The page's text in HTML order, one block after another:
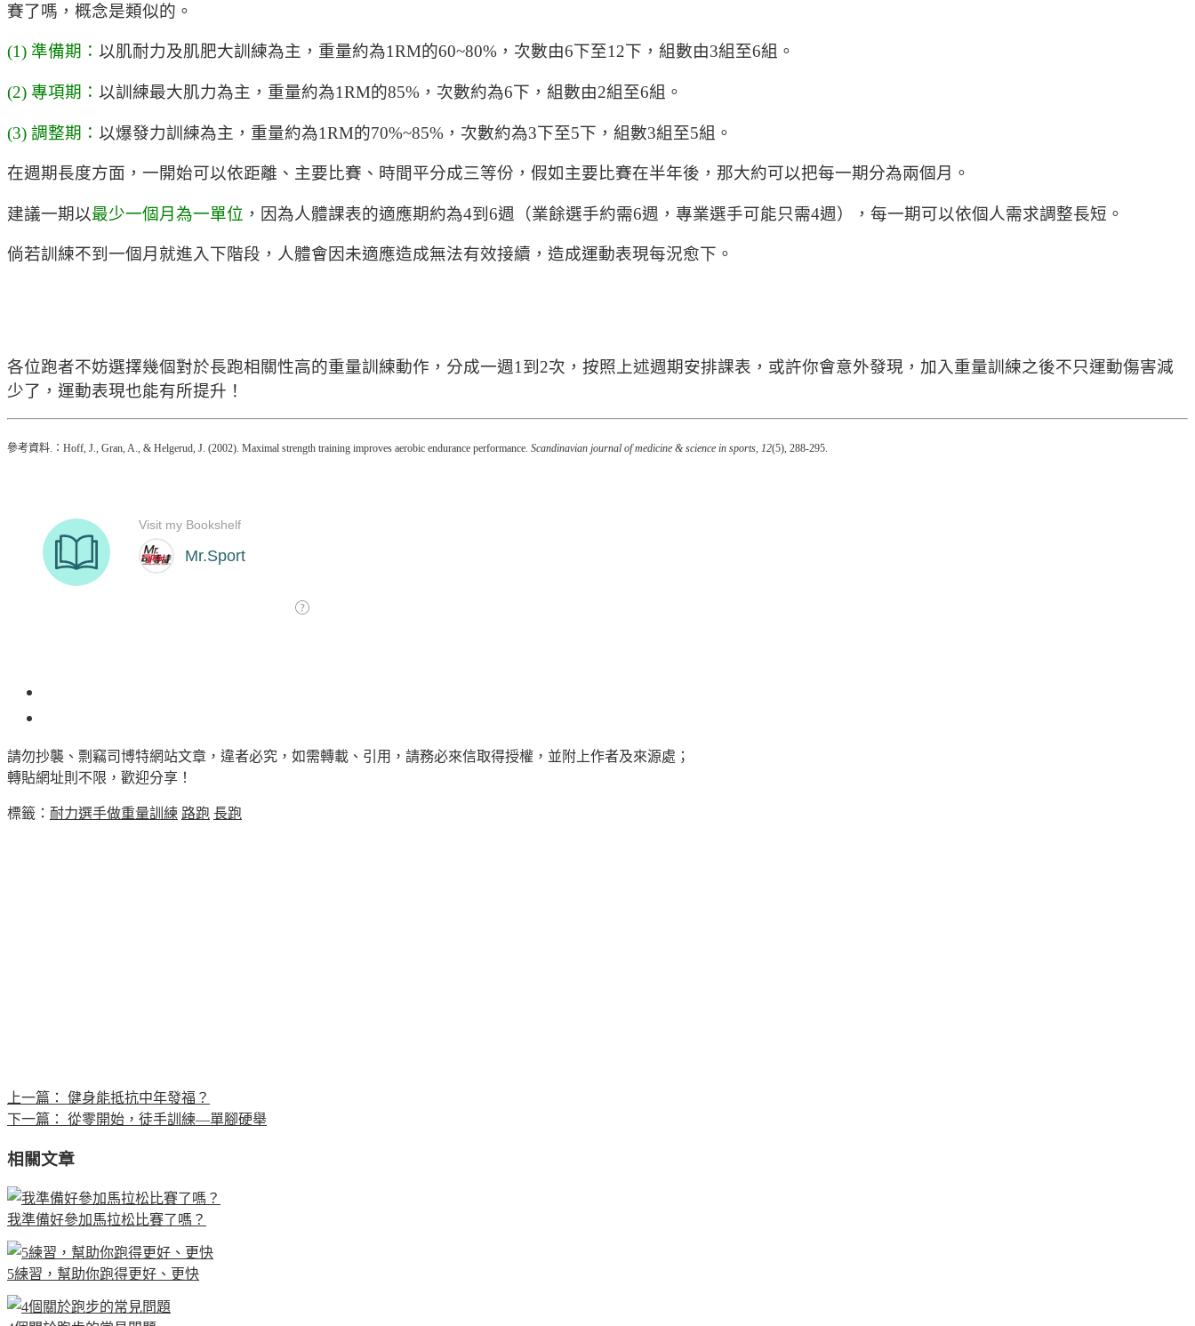
賽了嗎，概念是類似的。
(1) 準備期： 以肌耐力及肌肥大訓練為主，重量約為1RM的60~80%，次數由6下至12下，組數由3組至6組。
(2) 專項期： 以訓練最大肌力為主，重量約為1RM的85%，次數約為6下，組數由2組至6組。
(3) 調整期： 以爆發力訓練為主，重量約為1RM的70%~85%，次數約為3下至5下，組數3組至5組。
在週期長度方面，一開始可以依距離、主要比賽、時間平分成三等份，假如主要比賽在半年後，那大約可以把每一期分為兩個月。
建議一期以最少一個月為一單位 ，因為人體課表的適應期約為4到6週（業餘選手約需6週，專業選手可能只需4週），每一期可以依個人需求調整長短。
倘若訓練不到一個月就進入下階段，人體會因未適應造成無法有效接續，造成運動表現每況愈下。
各位跑者不妨選擇幾個對於長跑相關性高的重量訓練動作，分成一週1到2次，按照上述週期安排課表，或許你會意外發現，加入重量訓練之後不只運動傷害減
少了，運動表現也能有所提升！
參考資料.：Hoff, J., Gran, A., & Helgerud, J. (2002). Maximal strength training improves aerobic endurance performance. Scandinavian journal of medicine & science in sports 12(5), 288-295.
請勿抄襲、剽竊司博特網站文章，違者必究，如需轉載、引用，請務必來信取得授權，並附上作者及來源處；
轉貼網址則不限，歡迎分享！
標籤： 耐力選手做重量訓練 路跑 長跑
上一篇：
健身能抵抗中年發福？
下一篇：
從零開始，徒手訓練—單腳硬舉
相關文章
我準備好參加馬拉松比賽了嗎？
5練習，幫助你跑得更好、更快